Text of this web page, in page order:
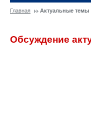
Главная Актуальные темы
Обсуждение